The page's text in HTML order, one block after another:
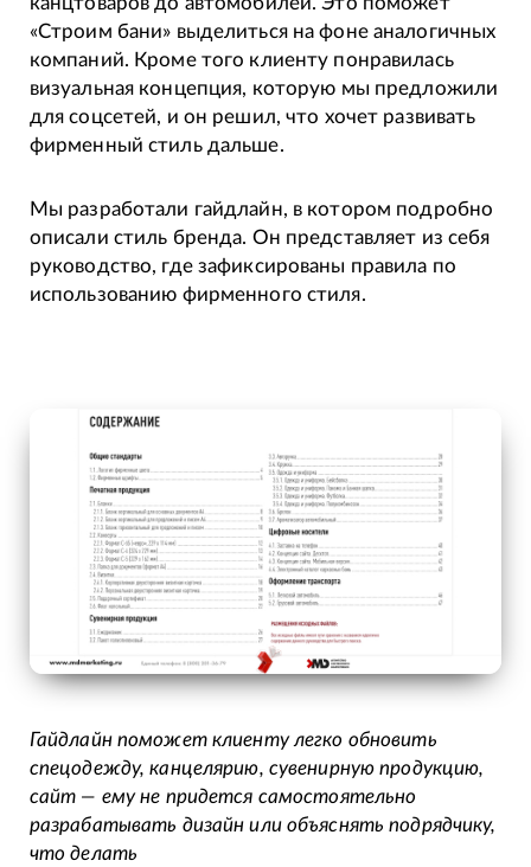
«Строим бани» выделиться на фоне аналогичных
компаний. Кроме того клиенту понравилась
визуальная концепция, которую мы предложили
для соцсетей, и он решил, что хочет развивать
фирменный стиль дальше.
Мы разработали гайдлайн, в котором подробно
описали стиль бренда. Он представляет из себя
руководство, где зафиксированы правила по
использованию фирменного стиля.
Гайдлайн поможет клиенту легко обновить
спецодежду, канцелярию, сувенирную продукцию,
сайт — ему не придется самостоятельно
разрабатывать дизайн или объяснять подрядчику,
что делать